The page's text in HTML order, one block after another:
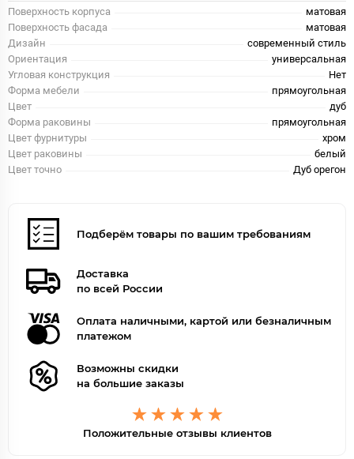
Поверхность корпуса
матовая
Поверхность фасада
матовая
Дизайн
современный стиль
Ориентация
универсальная
Угловая конструкция
Нет
Форма мебели
прямоугольная
Цвет
дуб
Форма раковины
прямоугольная
Цвет фурнитуры
хром
Цвет раковины
белый
Цвет точно
Дуб орегон
Подберём товары по вашим требованиям
Доставка
по всей России
Оплата наличными, картой или безналичным
платежом
Возможны скидки
на большие заказы
Положительные отзывы клиентов